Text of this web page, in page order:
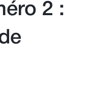
2 :